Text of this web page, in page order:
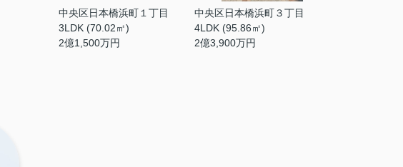
中央区日本橋浜町１丁目
3LDK (70.02㎡)
2億1,500万円
中央区日本橋浜町３丁目
4LDK (95.86㎡)
2億3,900万円